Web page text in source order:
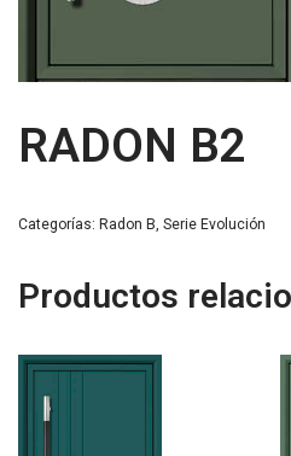
RADON B2
Categorías: Radon B, Serie Evolución
Productos